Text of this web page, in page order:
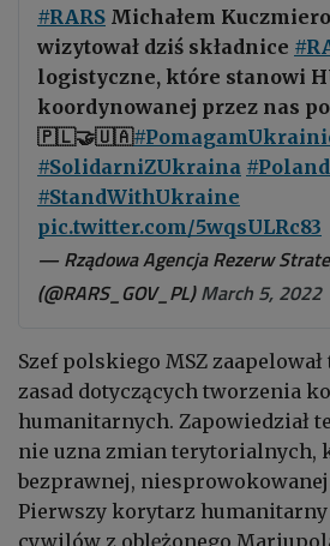
#RARS Michałem
wizytował dziś składnice
logistyczne, które stanowi
koordynowanej przez nas
🇵🇱🤝🇺🇦
#SolidarniZUkraina
#StandWithUkraine
pic.twitter.com/5wqsULRc83
— Rządowa Agencja Rezerw
(@RARS_GOV_PL)March 5, 2022
Szef polskiego MSZ
zasad dotyczących tworzenia
humanitarnych. Zapowiedział
nie uzna zmian terytorialnych,
bezprawnej,
Pierwszy korytarz humanitarny
cywilów z oblężonego